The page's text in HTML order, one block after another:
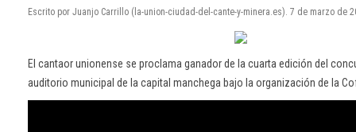
Escrito por Juanjo Carrillo (la-union-ciudad-del-cante-y-minera.es). 7 de marzo de
El cantaor unionense se proclama ganador de la cuarta edición del
auditorio municipal de la capital manchega bajo la organización de la